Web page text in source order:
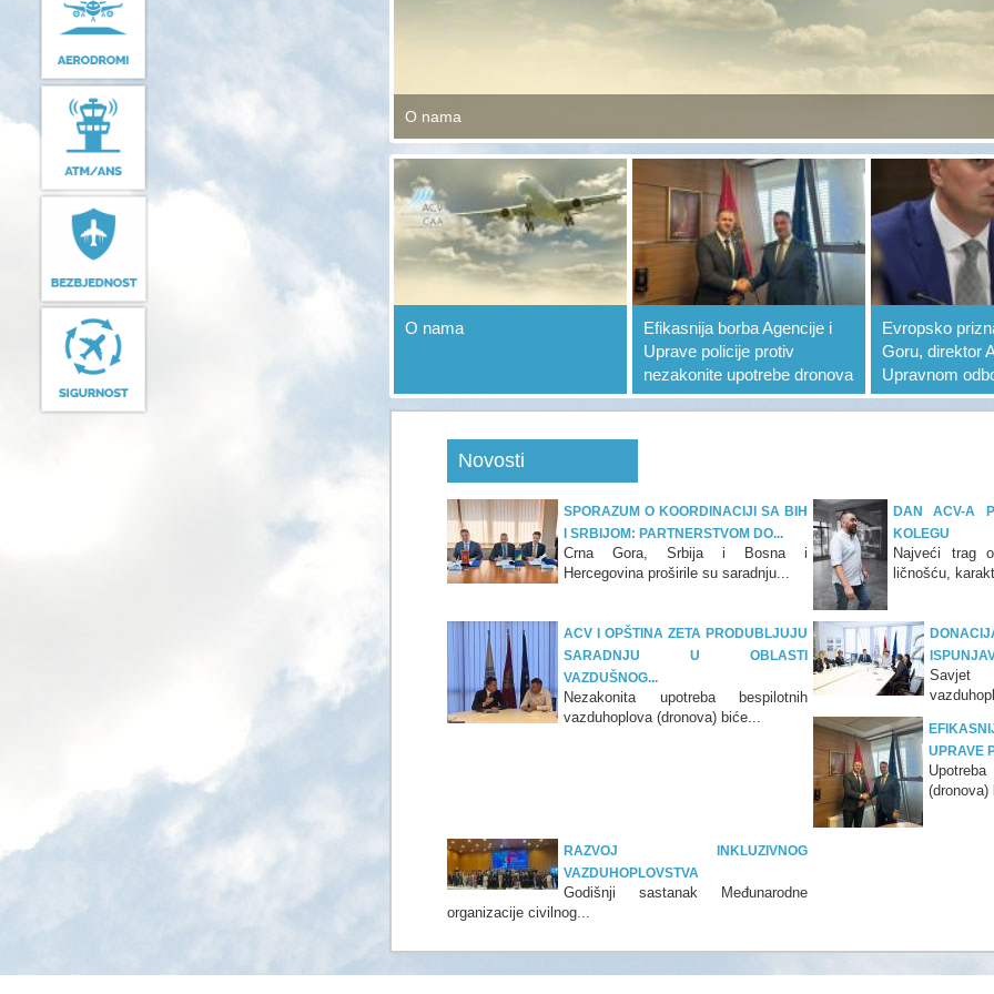
O nama
O nama
Efikasnija borba Agencije i
Uprave policije protiv
nezakonite upotrebe dronova
Evropsko
Goru, direktor
Upravnom
Novosti
SPORAZUM O KOORDINACIJI SA BIH
I SRBIJOM: PARTNERSTVOM DO...
Crna Gora, Srbija i Bosna i
Hercegovina proširile su saradnju...
DAN ACV-A
KOLEGU
Najveći trag
ličnošću,
ACV I OPŠTINA ZETA PRODUBLJUJU
SARADNJU U OBLASTI
VAZDUŠNOG...
Nezakonita upotreba bespilotnih
vazduhoplova (dronova) biće...
Savjet
UPRAVE
(dronova)
RAZVOJ INKLUZIVNOG
VAZDUHOPLOVSTVA
Godišnji sastanak Međunarodne
organizacije civilnog...